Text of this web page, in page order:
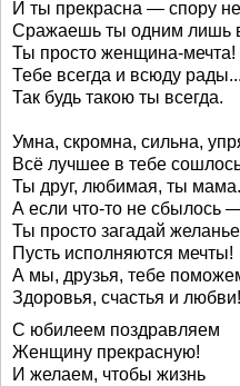
И ты прекрасна — спору
Сражаешь ты одним лишь
Ты просто женщина-мечта!
Тебе всегда и всюду рады...
Так будь такою ты всегда.
Умна, скромна, сильна,
Всё лучшее в тебе
Ты друг, любимая, ты
А если что-то не сбылось
Ты просто загадай
Пусть исполняются мечты!
А мы, друзья, тебе
Здоровья, счастья и любви!
С юбилеем поздравляем
Женщину прекрасную!
И желаем, чтобы жизнь